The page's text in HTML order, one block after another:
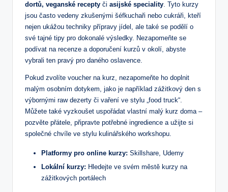
dortů, veganské recepty či asijské speciality. Tyto kurzy
jsou často vedeny zkušenými šéfkuchaři nebo cukráři, kteří
nejen ukážou techniky přípravy jídel, ale také se podělí o
své tajné tipy pro dokonalé výsledky. Nezapomeňte se
podívat na recenze a doporučení kurzů v okolí, abyste
vybrali ten pravý pro daného oslavence.
Pokud zvolíte voucher na kurz, nezapomeňte ho doplnit
malým osobním dotykem, jako je například zážitkový den s
výbornými raw dezerty či vaření ve stylu „food truck“.
Můžete také vyzkoušet uspořádat vlastní malý kurz doma –
pozvěte přátele, připravte potřebné ingredience a užijte si
společné chvíle ve stylu kulinářského workshopu.
Platformy pro online kurzy: Skillshare, Udemy
Lokální kurzy: Hledejte ve svém městě kurzy na
zážitkových portálech